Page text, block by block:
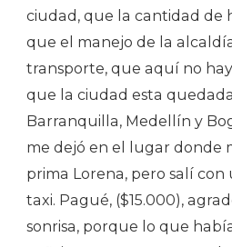
ciudad, que la cantidad de
que el manejo de la
transporte, que aquí no
que la ciudad esta
Barranquilla, Medellín y
me dejó en el lugar donde
prima Lorena, pero salí con
taxi. Pagué, ($15.000),
sonrisa, porque lo que